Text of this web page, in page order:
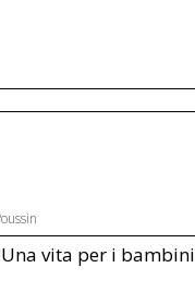
vita per i bambini